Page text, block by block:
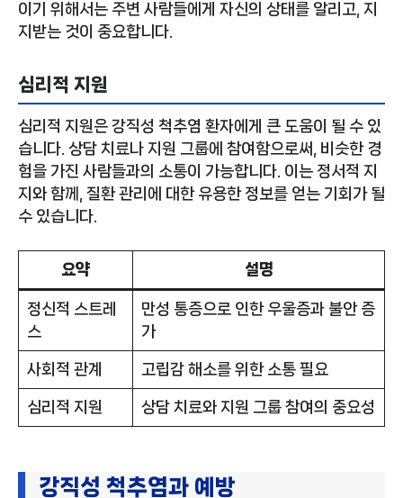
이기 위해서는 주변 사람들에게 자신의 상태를 알리고, 지
지받는 것이 중요합니다.
심리적 지원
심리적 지원은 강직성 척추염 환자에게 큰 도움이 될 수 있
습니다. 상담 치료나 지원 그룹에 참여함으로써, 비슷한 경
험을 가진 사람들과의 소통이 가능합니다. 이는 정서적 지
지와 함께, 질환 관리에 대한 유용한 정보를 얻는 기회가 될
수 있습니다.
요약 설명
정신적 스트레
스
만성 통증으로 인한 우울증과 불안 증
가
사회적 관계 고립감 해소를 위한 소통 필요
심리적 지원 상담 치료와 지원 그룹 참여의 중요성
강직성 척추염과 예방